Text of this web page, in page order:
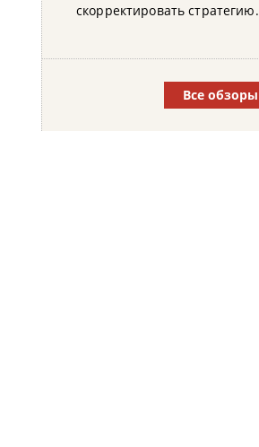
скорректировать стратегию.
Все обзоры